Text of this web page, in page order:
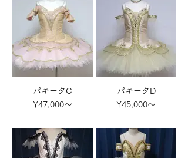
パキータC
¥47,000～
パキータD
¥45,000～